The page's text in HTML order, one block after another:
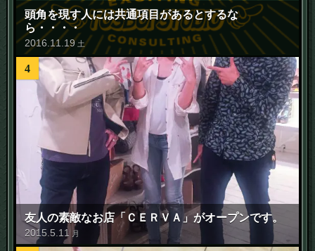
頭角を現す人には共通項目があるとするな
ら・・・・
2016 11 19 土
4
友人の素敵なお店「ＣＥＲＶＡ」がオープンです。
2015 5 11 月